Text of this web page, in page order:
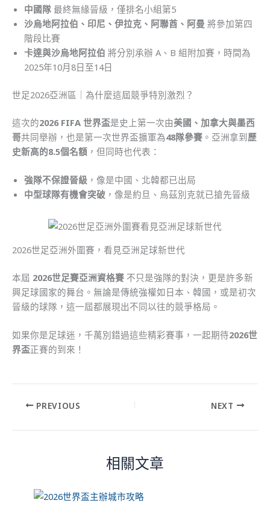
中國隊 最終無緣晉級，僅排名小組第5
沙烏地阿拉伯、印尼、伊拉克、阿聯酋、阿曼 將參加第四
階段比賽
卡達與沙烏地阿拉伯 將分別承辦 A、B 組附加賽，時間為
2025年10月8日至14日
世足2026亞洲區｜為什麼這屆競爭特別激烈？
這次的2026 FIFA 世界盃是史上第一次由美國、加拿大與墨西
哥共同舉辦，也是第一次世界盃擴軍為48隊參賽 。亞洲拿到歷
史新高的8.5個名額 ，但同時也代表：
強隊不保證晉級 ，像是中國、北韓都已出局
中型球隊有機會突破 ，像是約旦、烏茲別克就已搶先晉級
2026世足亞洲外圍賽，看見亞洲足球新世代
本屆 2026世足賽亞洲資格賽 不只是強隊的對決，更是許多新
興足球國家的舞台。無論是傳統強權如日本、韓國，或是初次
晉級的球隊，這一屆都展現出不同以往的競爭格局。
如果你是足球迷，千萬別錯過這些精彩賽事，一起期待2026世
界盃正賽的到來！
PREVIOUS NEXT
相關文章